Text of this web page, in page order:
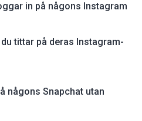
in på någons Instagram
tittar på deras Instagram-
någons Snapchat utan